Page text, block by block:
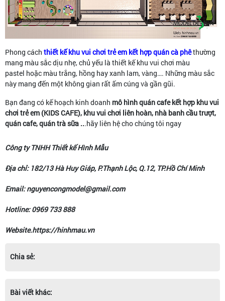
Phong cách thiết kế khu vui chơi trẻ em kết hợp quán cà phêthường
mang màu sắc dịu nhẹ, chủ yếu là thiết kế khu vui chơi màu
pastel hoặc màu trắng, hồng hay xanh lam, vàng…. Những màu sắc
này mang đến một không gian rất ấm cúng và gần gũi.
Bạn đang có kế hoạch kinh doanh mô hìnhquán cafe kết hợp khu vui
chơi trẻ em (KIDS CAFE), khu vui chơi liên hoàn, nhà banh cầu trượt,
quán cafe, quán trà sữa ...hãy liên hệ cho chúng tôi ngay
Công ty TNHH Thiết kế Hình Mẫu
Địa chỉ: 182/13 Hà Huy Giáp, P.Thạnh Lộc, Q.12, TP.Hồ Chí Minh
Email: nguyencongmodel@gmail.com
Hotline: 0969 733 888
Website.https://hinhmau.vn
Chia sẻ:
Bài viết khác: